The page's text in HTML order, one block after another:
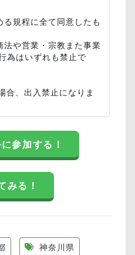
規程に全て同意したも
や営業・宗教また事業
為はいずれも禁止で
合、出入禁止になりま
参加する！
みる！
神奈川県